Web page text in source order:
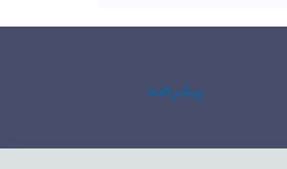
پیشرفته